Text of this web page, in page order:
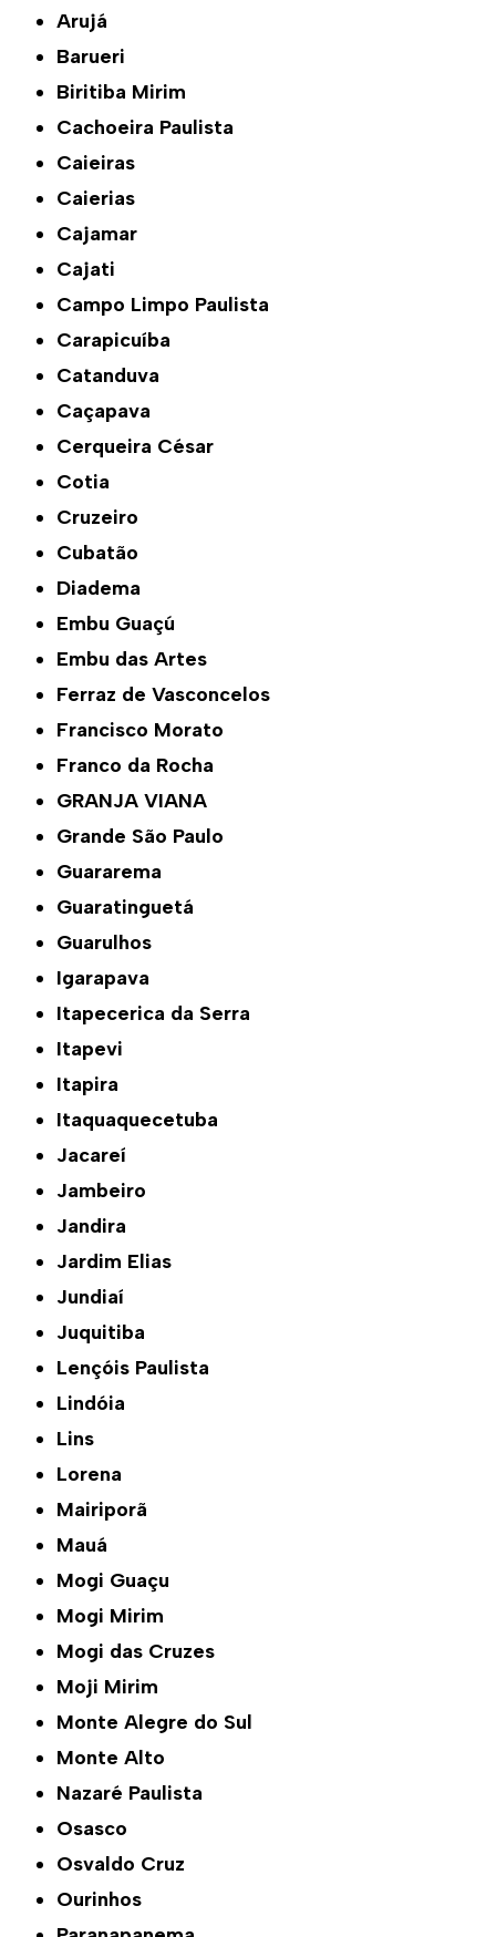
Arujá
Barueri
Biritiba Mirim
Cachoeira Paulista
Caieiras
Caierias
Cajamar
Cajati
Campo Limpo Paulista
Carapicuíba
Catanduva
Caçapava
Cerqueira César
Cotia
Cruzeiro
Cubatão
Diadema
Embu Guaçú
Embu das Artes
Ferraz de Vasconcelos
Francisco Morato
Franco da Rocha
GRANJA VIANA
Grande São Paulo
Guararema
Guaratinguetá
Guarulhos
Igarapava
Itapecerica da Serra
Itapevi
Itapira
Itaquaquecetuba
Jacareí
Jambeiro
Jandira
Jardim Elias
Jundiaí
Juquitiba
Lençóis Paulista
Lindóia
Lins
Lorena
Mairiporã
Mauá
Mogi Guaçu
Mogi Mirim
Mogi das Cruzes
Moji Mirim
Monte Alegre do Sul
Monte Alto
Nazaré Paulista
Osasco
Osvaldo Cruz
Ourinhos